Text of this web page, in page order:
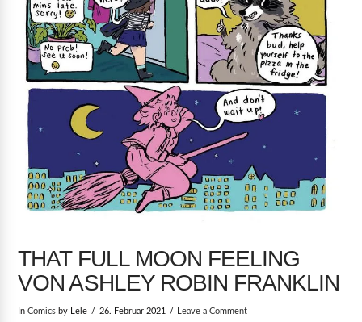
THAT FULL MOON FEELING
VON ASHLEY ROBIN FRANKLIN
InComics by Lele 26. Februar 2021 Leave a Comment